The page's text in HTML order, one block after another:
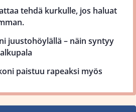
tehdä kurkulle, jos haluat
juustohöylällä – näin syntyy
paistuu rapeaksi myös